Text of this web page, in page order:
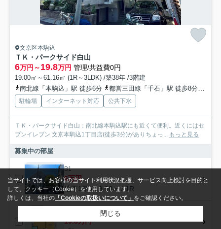
文京区本駒込
ＴＫ・パークサイド白山
6万円～19.8万円 管理/共益費0円
19.00㎡～61.16㎡ (1R～3LDK) /築38年 /3階建
南北線「本駒込」駅 徒歩6分
都営三田線「千石」駅 徒歩8分
駐輪場 インターネット対応 公共下水
ＴＫ・パークサイド白山：南北線本駒込駅にも近くて便利。近くにはセ
ブンイレブン 文京本駒込1丁目店(徒歩3分)がありちょっ...
もっと見る
募集中の部屋
B1
6万円
地下1階 / 19.00㎡ / 1R
19.8万円
当サイトでは、お客様の当サイト利用状況把握、サービス向上検討を目的と
して、クッキー（Cookie）を使用しています。
詳しくは、当社の 「Cookieの取扱いについて」 をご確認ください。
閉じる